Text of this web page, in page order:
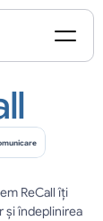
ReCall îți
și îndeplinirea